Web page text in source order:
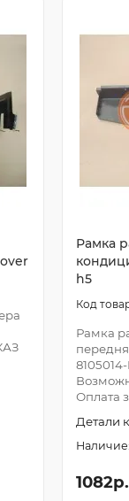
Рамка
h5
Рамка
Оплата
Детали
1082р.